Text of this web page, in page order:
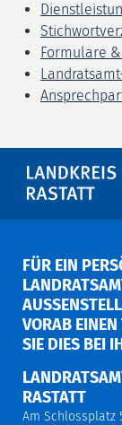
Formulare
FÜR EIN
ORAB EINEN
IE DIES BEI
RASTATT
Am Schlossplatz